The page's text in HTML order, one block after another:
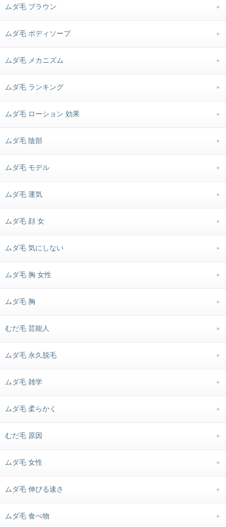
ムダ毛 ブラウン
ムダ毛 ボディソープ
ムダ毛 メカニズム
ムダ毛 ランキング
ムダ毛 ローション 効果
ムダ毛 陰部
ムダ毛 モデル
ムダ毛 運気
ムダ毛 顔 女
ムダ毛 気にしない
ムダ毛 胸 女性
ムダ毛 胸
むだ毛 芸能人
ムダ毛 永久脱毛
ムダ毛 雑学
ムダ毛 柔らかく
むだ毛 原因
ムダ毛 女性
ムダ毛 伸びる速さ
ムダ毛 食べ物